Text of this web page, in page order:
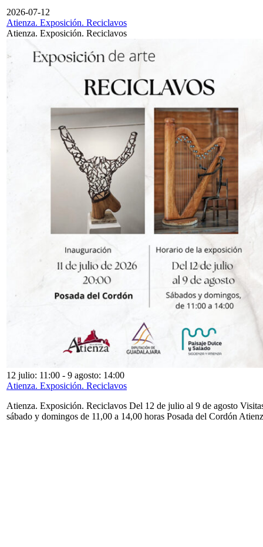
2026-07-12
Atienza. Exposición. Reciclavos
Atienza. Exposición. Reciclavos
12 julio: 11:00 - 9 agosto: 14:00
Atienza. Exposición. Reciclavos
Atienza. Exposición. Reciclavos Del 12 de julio al 9 de agosto
sábado y domingos de 11,00 a 14,00 horas Posada del Cordón